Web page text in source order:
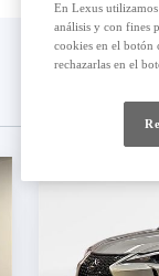
En Lexus
análisis y con fines
cookies en el botón
rechazarlas en el